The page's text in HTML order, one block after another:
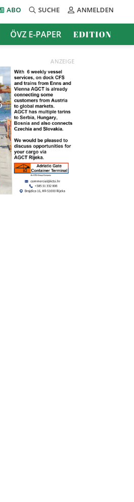
ABO SUCHE ANMELDEN
ÖVZ E-PAPER EDITION
ANZEIGE